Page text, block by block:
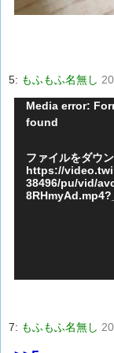
5: もふもふ名無し
動
画
レ
ー
Media error:
found
ファイルをダウ
https://
38496/pu/vid/
7: もふもふ名無し